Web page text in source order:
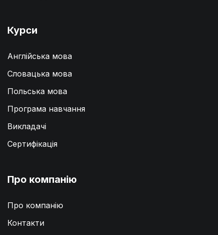
Курси
Англійська мова
Словацька мова
Польська мова
Програма навчання
Викладачі
Сертифікація
Про компанію
Про компанію
Контакти